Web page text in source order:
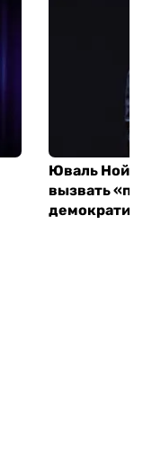
Юваль Ной
вызвать